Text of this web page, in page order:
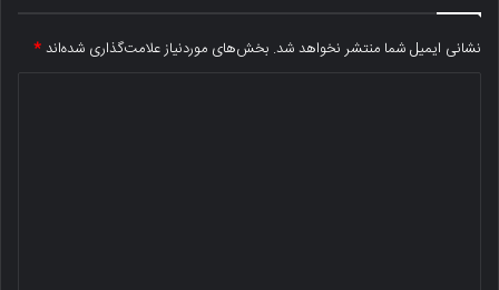
نشانی ایمیل شما منتشر نخواهد شد. بخش‌های موردنیاز علامت‌گذاری شده‌اند*